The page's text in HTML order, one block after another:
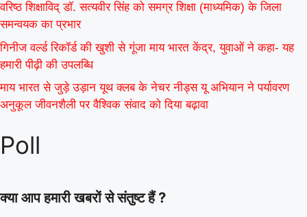
वरिष्ठ शिक्षाविद् डॉ. सत्यवीर सिंह को समग्र शिक्षा (माध्यमिक) के जिला
समन्वयक का प्रभार
गिनीज वर्ल्ड रिकॉर्ड की खुशी से गूंजा माय भारत केंद्र, युवाओं ने कहा- यह
हमारी पीढ़ी की उपलब्धि
माय भारत से जुड़े उड़ान यूथ क्लब के नेचर नीड्स यू अभियान ने पर्यावरण
अनुकूल जीवनशैली पर वैश्विक संवाद को दिया बढ़ावा
Poll
क्या आप हमारी खबरों से संतुष्ट हैं ?